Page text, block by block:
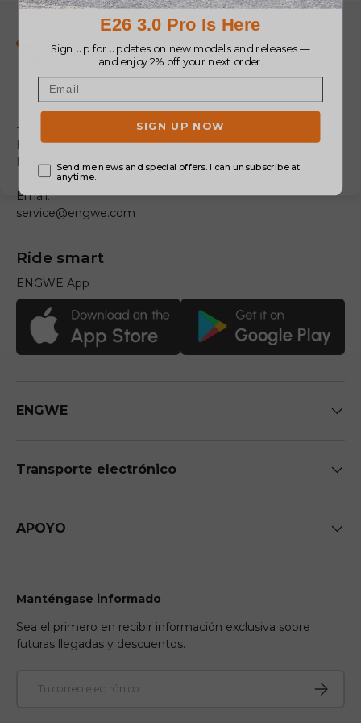
Tel:
+33 805980036
Hours: 9:00 AM – 6:00 PM (GMT+1)
Monday – Friday
Email:
service@engwe.com
Ride smart
ENGWE App
ENGWE
Transporte electrónico
APOYO
Manténgase informado
Sea el primero en recibir información exclusiva sobre
futuras llegadas y descuentos.
Suscribir